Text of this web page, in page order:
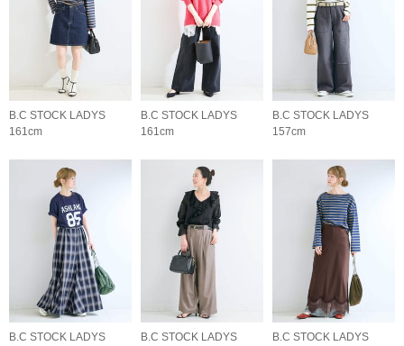
B.C STOCK LADYS
161cm
B.C STOCK LADYS
161cm
B.C STOCK LADYS
157cm
B.C STOCK LADYS
B.C STOCK LADYS
B.C STOCK LADYS